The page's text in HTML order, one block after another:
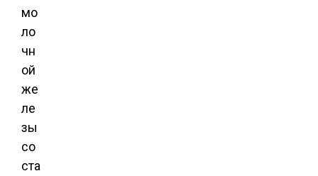
мо
ло
чн
ой
же
ле
зы
со
ста